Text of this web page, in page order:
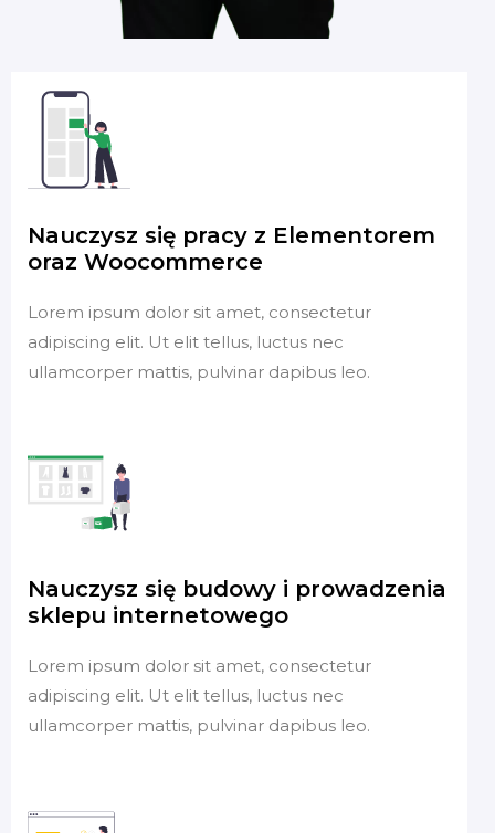
Nauczysz się pracy z Elementorem
oraz Woocommerce
Lorem ipsum dolor sit amet, consectetur
adipiscing elit. Ut elit tellus, luctus nec
ullamcorper mattis, pulvinar dapibus leo.
Nauczysz się budowy i prowadzenia
sklepu internetowego
Lorem ipsum dolor sit amet, consectetur
adipiscing elit. Ut elit tellus, luctus nec
ullamcorper mattis, pulvinar dapibus leo.